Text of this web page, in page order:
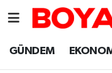
GÜNDEMSinop Nöbetçi